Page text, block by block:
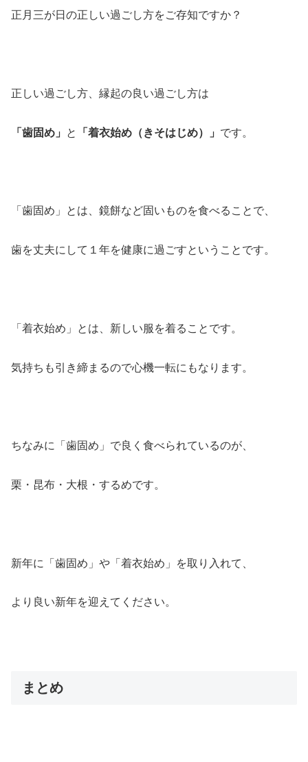
正月三が日の正しい過ごし方をご存知ですか？
正しい過ごし方、縁起の良い過ごし方は
「歯固め」 と 「着衣始め（きそはじめ）」 です。
「歯固め」とは、鏡餅など固いものを食べることで、
歯を丈夫にして１年を健康に過ごすということです。
「着衣始め」とは、新しい服を着ることです。
気持ちも引き締まるので心機一転にもなります。
ちなみに「歯固め」で良く食べられているのが、
栗・昆布・大根・するめです。
新年に「歯固め」や「着衣始め」を取り入れて、
より良い新年を迎えてください。
まとめ